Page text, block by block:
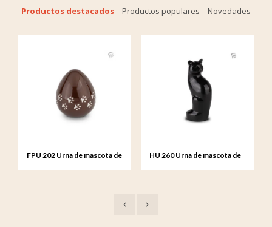
Productos destacados Productos populares Novedades
FPU 202 Urna de mascota de
HU 260 Urna de mascota de